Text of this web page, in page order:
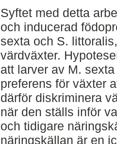
Syftet med detta
och inducerad
sexta och S.
värdväxter.
att larver av M.
preferens för växter
därför diskriminera
när den ställs inför
och tidigare
näringskällan är en